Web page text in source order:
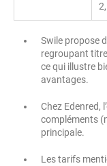
Swile propose
regroupant
ce qui illustre
avantages.
Chez Edenred,
compléments
principale.
Les tarifs